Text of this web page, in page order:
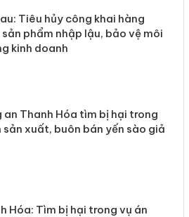
Khẩn trương xác minh,
Slimaura Care x3 sử
giả mạo
Lào Cai xử lý 83 vụ vi
mại trong tháng 7
Hưng Yên: Xử lý 6 hộ